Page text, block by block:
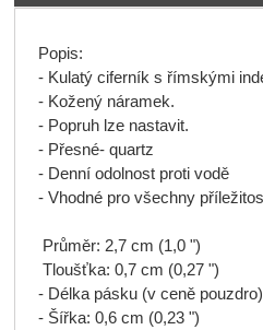
Popis:
- Kulatý ciferník s římskými
- Kožený náramek.
- Popruh lze nastavit.
- Přesné- quartz
- Denní odolnost proti vodě
- Vhodné pro všechny
Průměr: 2,7 cm (1,0 ")
Tloušťka: 0,7 cm (0,27 ")
- Délka pásku (v ceně pouzdro)
- Šířka: 0,6 cm (0,23 ")